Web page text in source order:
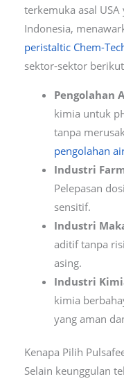
terkemuka asal
Indonesia,
peristaltic Chem-
sektor-sektor
Pengolahan
kimia untuk
tanpa
pengolahan
Industri
Pelepasan
sensitif.
Industri
aditif tanpa
asing.
Industri
kimia
yang aman
Kenapa Pilih
Selain keunggulan